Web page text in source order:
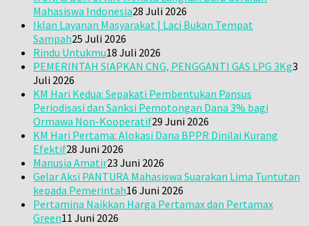
Mahasiswa Indonesia28 Juli 2026
Iklan Layanan Masyarakat | Laci Bukan Tempat
Sampah25 Juli 2026
Rindu Untukmu18 Juli 2026
PEMERINTAH SIAPKAN CNG, PENGGANTI GAS LPG 3Kg3
Juli 2026
KM Hari Kedua: Sepakati Pembentukan Pansus
Periodisasi dan Sanksi Pemotongan Dana 3% bagi
Ormawa Non-Kooperatif29 Juni 2026
KM Hari Pertama: Alokasi Dana BPPR Dinilai Kurang
Efektif28 Juni 2026
Manusia Amatir23 Juni 2026
Gelar Aksi PANTURA Mahasiswa Suarakan Lima Tuntutan
kepada Pemerintah16 Juni 2026
Pertamina Naikkan Harga Pertamax dan Pertamax
Green11 Juni 2026